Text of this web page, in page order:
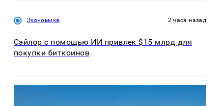
Экономика 2 часа назад
Сэйлор с помощью ИИ привлек $15 млрд для
покупки биткоинов